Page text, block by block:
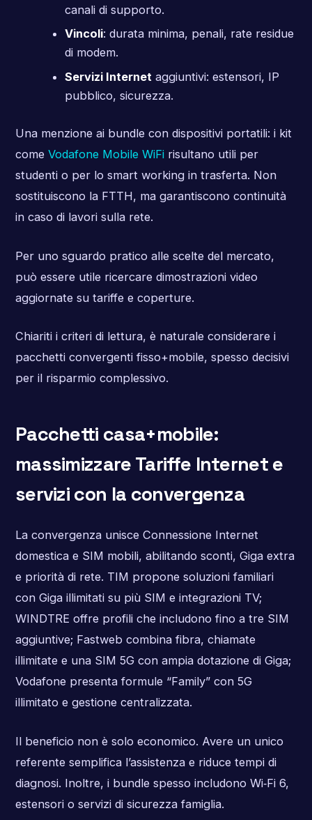
canali di supporto.
Vincoli: durata minima, penali, rate residue
di modem.
Servizi Internet aggiuntivi: estensori, IP
pubblico, sicurezza.
Una menzione ai bundle con dispositivi portatili: i kit
come Vodafone Mobile WiFirisultano utili per
studenti o per lo smart working in trasferta. Non
sostituiscono la FTTH, ma garantiscono continuità
in caso di lavori sulla rete.
Per uno sguardo pratico alle scelte del mercato,
può essere utile ricercare dimostrazioni video
aggiornate su tariffe e coperture.
Chiariti i criteri di lettura, è naturale considerare i
pacchetti convergenti fisso+mobile, spesso decisivi
per il risparmio complessivo.
Pacchetti casa+mobile:
massimizzare Tariffe Internet e
servizi con la convergenza
La convergenza unisce Connessione Internet
domestica e SIM mobili, abilitando sconti, Giga extra
e priorità di rete. TIM propone soluzioni familiari
con Giga illimitati su più SIM e integrazioni TV;
WINDTRE offre profili che includono fino a tre SIM
aggiuntive; Fastweb combina fibra, chiamate
illimitate e una SIM 5G con ampia dotazione di Giga;
Vodafone presenta formule “Family” con 5G
illimitato e gestione centralizzata.
Il beneficio non è solo economico. Avere un unico
referente semplifica l’assistenza e riduce tempi di
diagnosi. Inoltre, i bundle spesso includono Wi‑Fi 6,
estensori o servizi di sicurezza famiglia.